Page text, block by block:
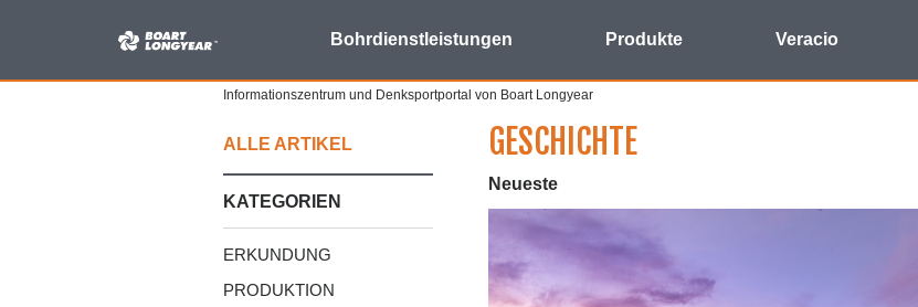
Bohrdienstleistungen Produkte Veracio
kann
nicht
hinzugefügt
Bitte
es
Informationszentrum und Denksportportal von Boart Longyear
ALLE ARTIKEL
KATEGORIEN
ERKUNDUNG
PRODUKTION
GESCHICHTE
Neueste